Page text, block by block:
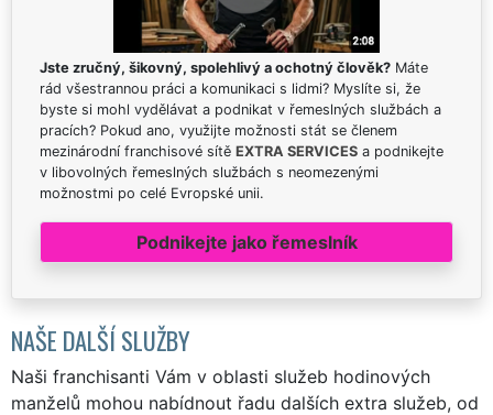
Jste zručný, šikovný, spolehlivý a ochotný člověk? Máte
rád všestrannou práci a komunikaci s lidmi? Myslíte si, že
byste si mohl vydělávat a podnikat v řemeslných službách a
pracích? Pokud ano, využijte možnosti stát se členem
mezinárodní franchisové sítě EXTRA SERVICES a podnikejte
v libovolných řemeslných službách s neomezenými
možnostmi po celé Evropské unii.
Podnikejte jako řemeslník
NAŠE DALŠÍ SLUŽBY
Naši franchisanti Vám v oblasti služeb hodinových
manželů mohou nabídnout řadu dalších extra služeb, od